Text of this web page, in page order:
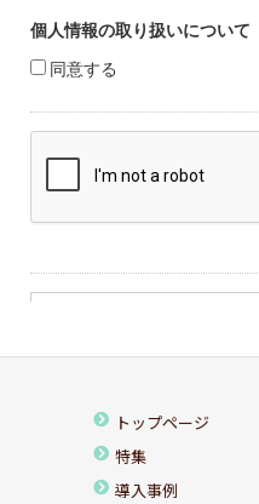
トップページ
特集
導入事例